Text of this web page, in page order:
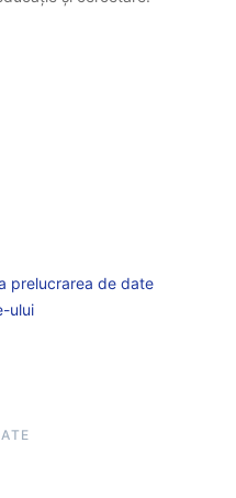
prelucrarea de date
ului